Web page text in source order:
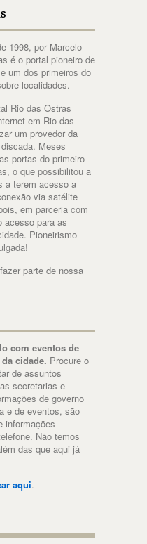
1998, por Marcelo
é o portal pioneiro de
um dos primeiros do
localidades.
Rio das Ostras
em Rio das
um provedor da
Meses
portas do primeiro
o que possibilitou a
a terem acesso a
via satélite
em parceria com
acesso para as
Pioneirismo
parte de nossa
com eventos de
cidade. Procure o
de assuntos
secretarias e
de governo
e de eventos, são
informações
Não temos
das que aqui já
aqui.